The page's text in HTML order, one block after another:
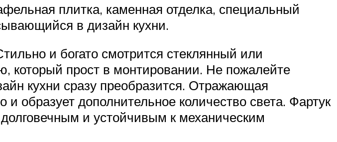
плитка, каменная отделка, специальный
в дизайн кухни.
и богато смотрится стеклянный или
который прост в монтировании. Не пожалейте
кухни сразу преобразится. Отражающая
образует дополнительное количество света. Фартук
долговечным и устойчивым к механическим